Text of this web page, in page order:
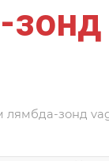
лямбда-зонд